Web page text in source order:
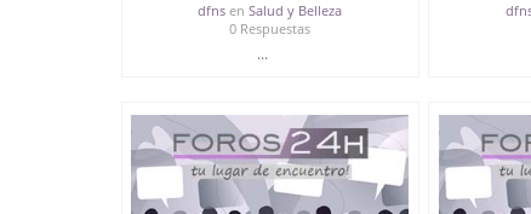
dfns enSalud y Belleza
0 Respuestas
...